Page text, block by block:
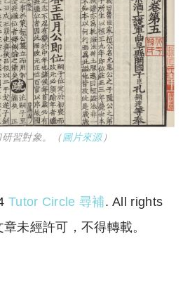
習對象。（圖片來源）
Tutor Circle 尋補. All rights
未經許可，不得轉載。